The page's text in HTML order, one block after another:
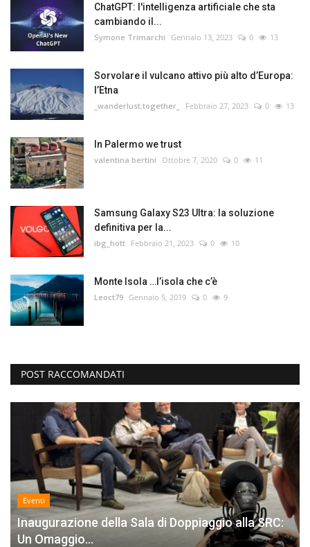
Shop
ChatGPT: l'intelligenza artificiale che sta
cambiando il...
Symone Trimarchi Gennaio 13, 2023 0 13
Sorvolare il vulcano attivo più alto d’Europa:
l’Etna
_wanderlust.together_ Febbraio 27, 2023 0 13
In Palermo we trust
valentina bertini Ottobre 7, 2020 0 11
Samsung Galaxy S23 Ultra: la soluzione
definitiva per la...
ibg_hott Febbraio 21, 2023 0 10
Monte Isola …l’isola che c’è
Leoct79 Gennaio 5, 2019 0 9
POST RACCOMANDATI
Eventi
Inaugurazione della Sala di Doppiaggio alla SRC:
Un Omaggio...